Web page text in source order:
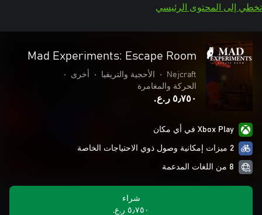
تخطي إلى المحتوى الرئيسي
Mad Experiments: Escape Room
Nejcraft
• الأحجية والتريفيا • أخرى
•
الحركة والمغامرة
٥٫٧٥٠ ر.ع.‏
Xbox Play في أي مكان
2 ميزات إمكانية وصول ذوي الاحتياجات الخاصة
8 من اللغات المدعمة
شراء
٥٫٧٥٠ ر.ع.‏